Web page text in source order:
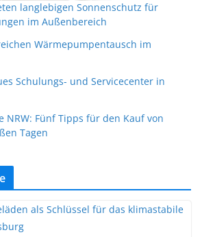
langlebigen Sonnenschutz für
im Außenbereich
Wärmepumpentausch im
Schulungs- und Servicecenter in
NRW: Fünf Tipps für den Kauf von
Tagen